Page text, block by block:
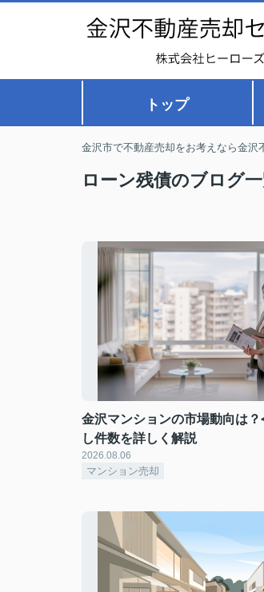
トップ
金沢市で不動産売却をお考えなら金沢
ローン残債のブログ
金沢マンションの市場動向は
し件数を詳しく解説
2026.08.06
マンション売却